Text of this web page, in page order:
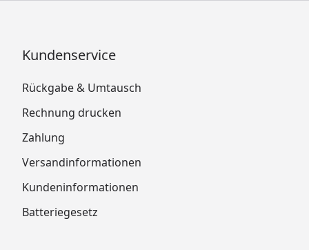
Kundenservice
Rückgabe & Umtausch
Rechnung drucken
Zahlung
Versandinformationen
Kundeninformationen
Batteriegesetz